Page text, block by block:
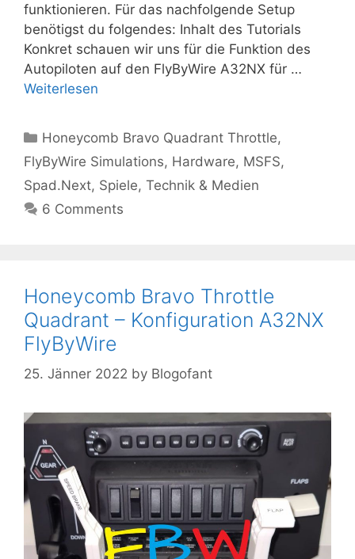
funktionieren. Für das nachfolgende Setup
benötigst du folgendes: Inhalt des Tutorials
Konkret schauen wir uns für die Funktion des
Autopiloten auf den FlyByWire A32NX für …
Weiterlesen
Kategorien
Honeycomb Bravo Quadrant Throttle,
FlyByWire Simulations, Hardware, MSFS,
Spad.Next, Spiele, Technik & Medien
6 Comments
Honeycomb Bravo Throttle
Quadrant – Konfiguration A32NX
FlyByWire
25. Jänner 2022 by Blogofant